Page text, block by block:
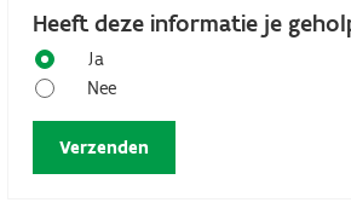
Heeft deze informatie je
Ja
Nee